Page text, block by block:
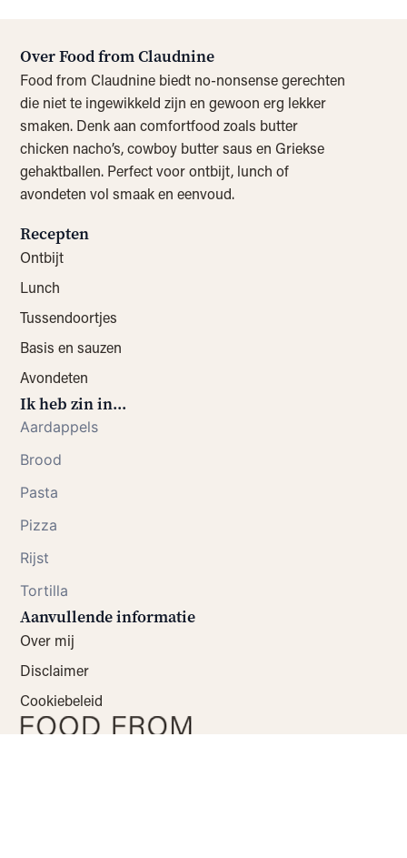
Over Food from Claudnine
Food from Claudnine biedt no-nonsense gerechten
die niet te ingewikkeld zijn en gewoon erg lekker
smaken. Denk aan comfortfood zoals butter
chicken nacho’s, cowboy butter saus en Griekse
gehaktballen. Perfect voor ontbijt, lunch of
avondeten vol smaak en eenvoud.
Recepten
Ontbijt
Lunch
Tussendoortjes
Basis en sauzen
Avondeten
Ik heb zin in...
Aardappels
Brood
Pasta
Pizza
Rijst
Tortilla
Aanvullende informatie
Over mij
Disclaimer
Cookiebeleid